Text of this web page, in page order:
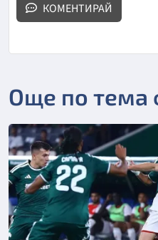
КОМЕНТИРАЙ
Още по тема